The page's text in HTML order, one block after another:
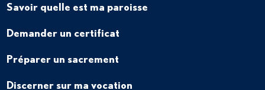
Savoir quelle est ma paroisse
Demander un certificat
Préparer un sacrement
Discerner sur ma vocation